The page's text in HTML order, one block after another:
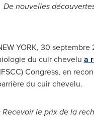
De nouvelles
YORK, 30 septembre
du cuir chevelu a
Congress, en
du cuir chevelu.
Recevoir le prix de la